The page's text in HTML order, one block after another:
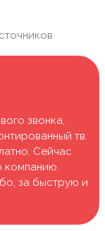
звонка,
тв.
Сейчас
компанию.
за быструю и